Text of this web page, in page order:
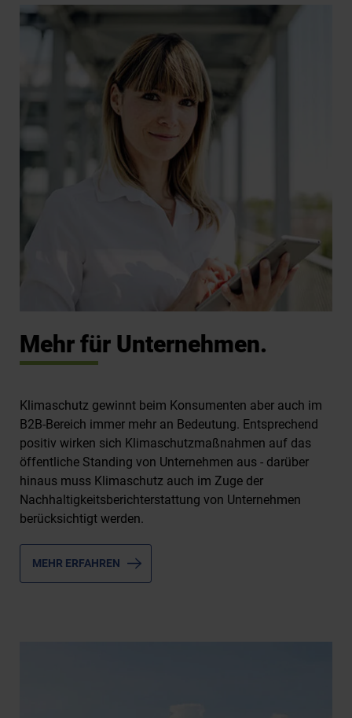
Mehr für Unternehmen.
Klimaschutz gewinnt beim Konsumenten aber auch im
B2B-Bereich immer mehr an Bedeutung. Entsprechend
positiv wirken sich Klimaschutzmaßnahmen auf das
öffentliche Standing von Unternehmen aus - darüber
hinaus muss Klimaschutz auch im Zuge der
Nachhaltigkeitsberichterstattung von Unternehmen
berücksichtigt werden.
MEHR ERFAHREN